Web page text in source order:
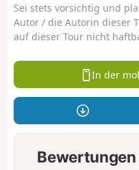
Sei stets vorsichtig und
Autor / die Autorin dieser
auf dieser Tour nicht
In der